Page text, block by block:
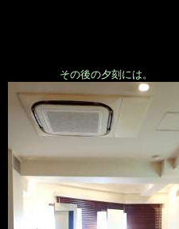
その後の夕刻には。